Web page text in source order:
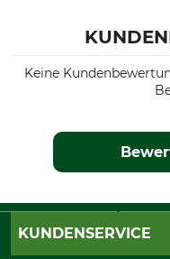
Keine
KUNDENSERVICE